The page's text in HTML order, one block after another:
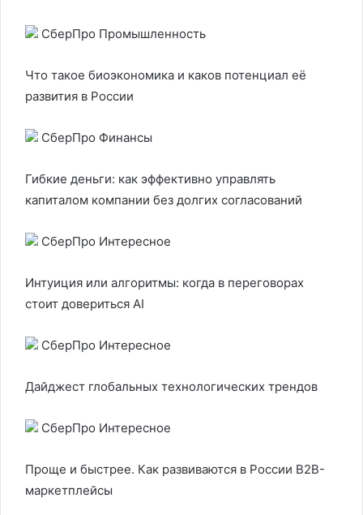
СберПро Промышленность
Что такое биоэкономика и каков потенциал её
развития в России
СберПро Финансы
Гибкие деньги: как эффективно управлять
капиталом компании без долгих согласований
СберПро Интересное
Интуиция или алгоритмы: когда в переговорах
стоит довериться AI
СберПро Интересное
Дайджест глобальных технологических трендов
СберПро Интересное
Проще и быстрее. Как развиваются в России B2B-
маркетплейсы